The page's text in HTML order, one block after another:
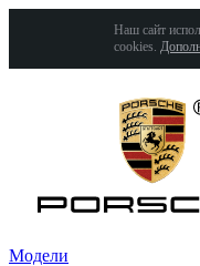
Наш сайт
cookies.
Модели